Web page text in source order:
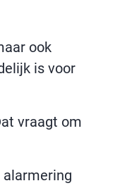
ook
is voor
vraagt om
alarmering